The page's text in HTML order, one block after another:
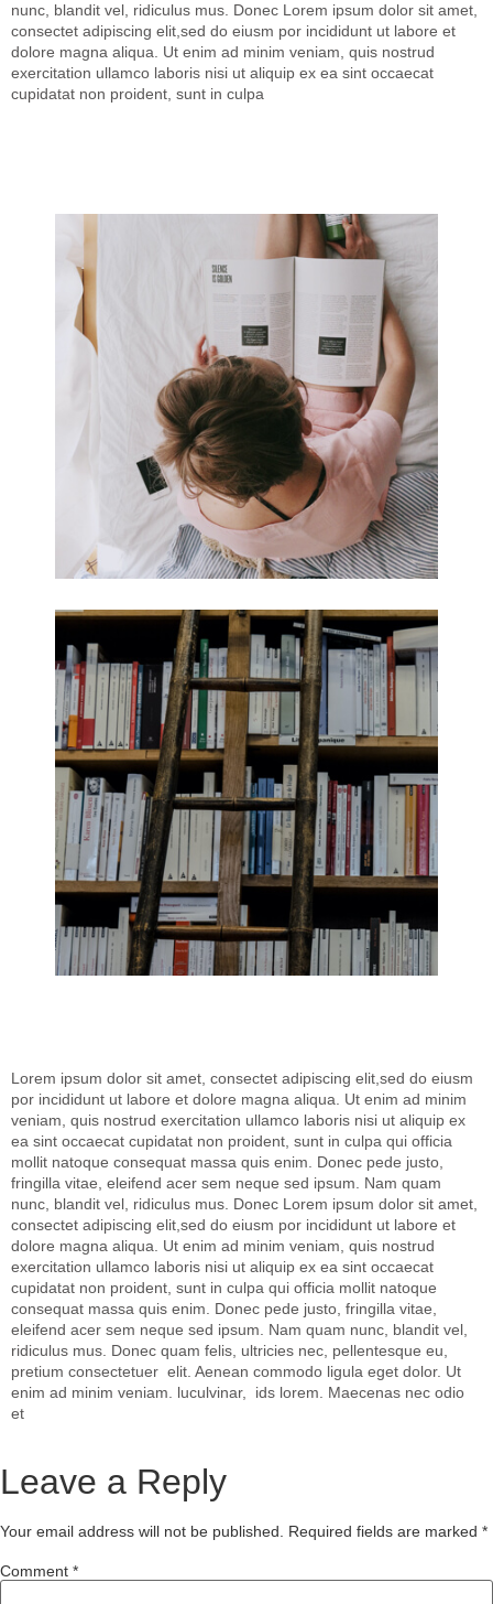
nunc, blandit vel, ridiculus mus. Donec Lorem ipsum dolor sit amet,
consectet adipiscing elit,sed do eiusm por incididunt ut labore et
dolore magna aliqua. Ut enim ad minim veniam, quis nostrud
exercitation ullamco laboris nisi ut aliquip ex ea sint occaecat
cupidatat non proident, sunt in culpa
Lorem ipsum dolor sit amet, consectet adipiscing elit,sed do eiusm
por incididunt ut labore et dolore magna aliqua. Ut enim ad minim
veniam, quis nostrud exercitation ullamco laboris nisi ut aliquip ex
ea sint occaecat cupidatat non proident, sunt in culpa qui officia
mollit natoque consequat massa quis enim. Donec pede justo,
fringilla vitae, eleifend acer sem neque sed ipsum. Nam quam
nunc, blandit vel, ridiculus mus. Donec Lorem ipsum dolor sit amet,
consectet adipiscing elit,sed do eiusm por incididunt ut labore et
dolore magna aliqua. Ut enim ad minim veniam, quis nostrud
exercitation ullamco laboris nisi ut aliquip ex ea sint occaecat
cupidatat non proident, sunt in culpa qui officia mollit natoque
consequat massa quis enim. Donec pede justo, fringilla vitae,
eleifend acer sem neque sed ipsum. Nam quam nunc, blandit vel,
ridiculus mus. Donec quam felis, ultricies nec, pellentesque eu,
pretium consectetuer elit. Aenean commodo ligula eget dolor. Ut
enim ad minim veniam. luculvinar, ids lorem. Maecenas nec odio
et
Leave a Reply
Your email address will not be published. Required fields are marked *
Comment *